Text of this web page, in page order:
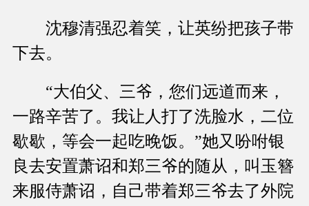
沈穆清强忍着笑，让英纷把孩子带
下去。
“大伯父、三爷，您们远道而来，
一路辛苦了。我让人打了洗脸水，二位
歇歇，等会一起吃晚饭。”她又吩咐银
良去安置萧诏和郑三爷的随从，叫玉簪
来服侍萧诏，自己带着郑三爷去了外院